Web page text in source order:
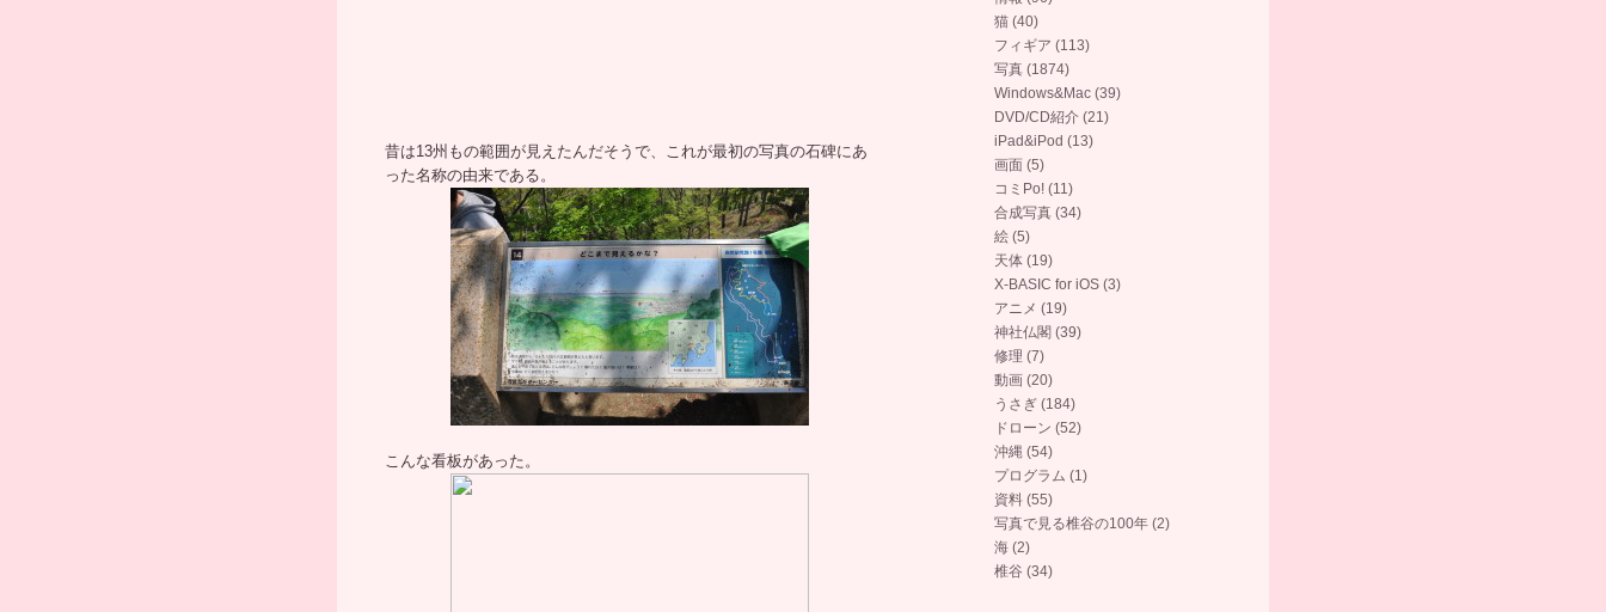
昔は13州もの範囲が見えたんだそうで、これが最初の写真の石碑にあ
った名称の由来である。
こんな看板があった。
猫 (40)
フィギア (113)
写真 (1874)
Windows&Mac (39)
DVD/CD紹介 (21)
iPad&iPod (13)
画面 (5)
コミPo! (11)
合成写真 (34)
絵 (5)
天体 (19)
X-BASIC for iOS (3)
アニメ (19)
神社仏閣 (39)
修理 (7)
動画 (20)
うさぎ (184)
ドローン (52)
沖縄 (54)
プログラム (1)
資料 (55)
写真で見る椎谷の100年 (2)
海 (2)
椎谷 (34)